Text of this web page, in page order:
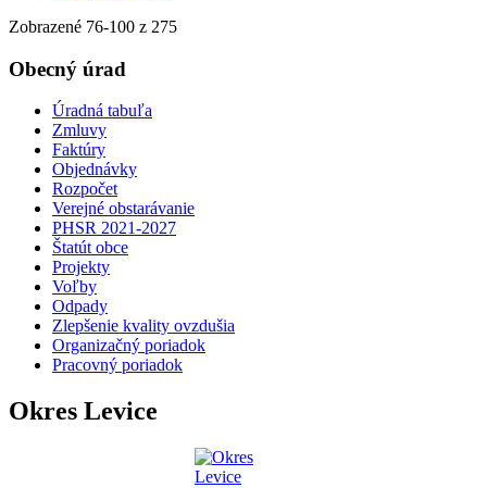
Zobrazené 76-100 z 275
Obecný úrad
Úradná tabuľa
Zmluvy
Faktúry
Objednávky
Rozpočet
Verejné obstarávanie
PHSR 2021-2027
Štatút obce
Projekty
Voľby
Odpady
Zlepšenie kvality ovzdušia
Organizačný poriadok
Pracovný poriadok
Okres Levice